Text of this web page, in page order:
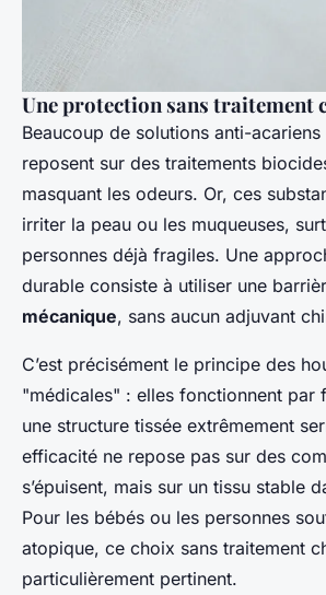
Une protection sans traitement
Beaucoup de solutions anti-
reposent sur des traitements
masquant les odeurs. Or, ces
irriter la peau ou les muqueuses,
personnes déjà fragiles. Une
durable consiste à utiliser une
mécanique, sans aucun adjuvant
C’est précisément le principe des
"médicales" : elles fonctionnent par
une structure tissée extrêmement
efficacité ne repose pas sur des
s’épuisent, mais sur un tissu stable
Pour les bébés ou les personnes
atopique, ce choix sans traitement
particulièrement pertinent.